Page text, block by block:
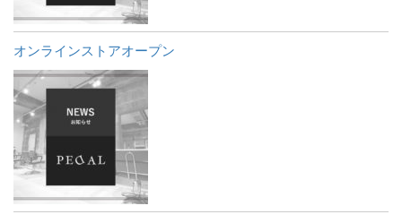
オンラインストアオープン